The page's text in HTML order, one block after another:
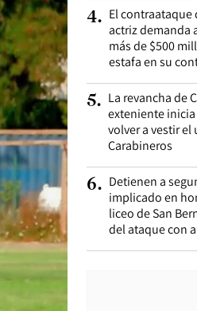
4. El contraataque
actriz demanda
más de $500
estafa en su
5. La revancha de
exteniente
volver a vestir
Carabineros
6. Detienen a
implicado en
liceo de San
del ataque con